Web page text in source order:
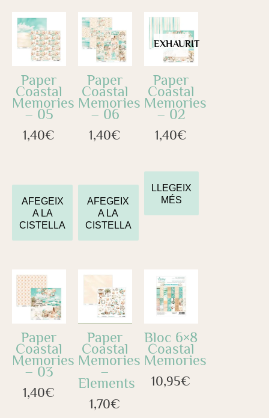
Paper
Coastal
Memories
– 05
1,40€
AFEGEIX
A LA
CISTELLA
Paper
Coastal
Memories
– 06
1,40€
AFEGEIX
A LA
CISTELLA
EXHAURIT
Paper
Coastal
Memories
– 02
1,40€
LLEGEIX
MÉS
Paper
Coastal
Memories
– 03
1,40€
Paper
Coastal
Memories
–
Elements
1,70€
Bloc 6×8
Coastal
Memories
10,95€